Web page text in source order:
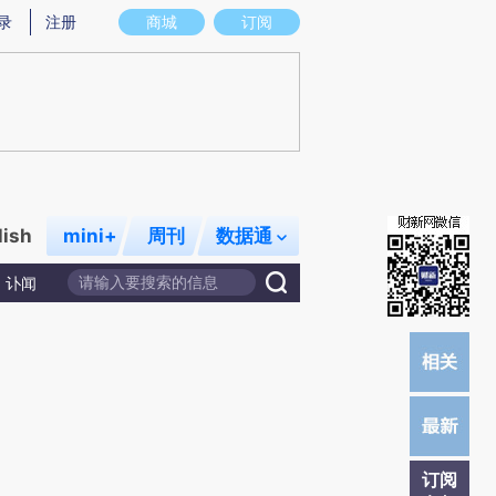
商城 订阅
注册
mini+ 周刊 数据通
讣闻
订阅